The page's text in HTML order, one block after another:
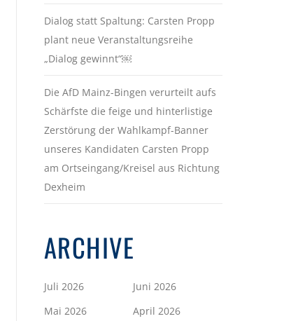
Dialog statt Spaltung: Carsten Propp
plant neue Veranstaltungsreihe
„Dialog gewinnt“￼
Die AfD Mainz-Bingen verurteilt aufs
Schärfste die feige und hinterlistige
Zerstörung der Wahlkampf-Banner
unseres Kandidaten Carsten Propp
am Ortseingang/Kreisel aus Richtung
Dexheim
ARCHIVE
Juli 2026
Juni 2026
Mai 2026
April 2026